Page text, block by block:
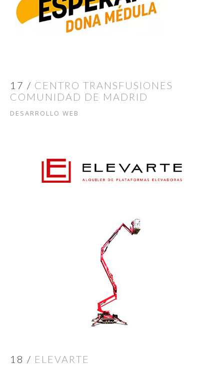
17 / CENTRO TRANSFUSIONES
COMUNIDAD DE MADRID
DESARROLLO WEB
18 / ELEVARTE